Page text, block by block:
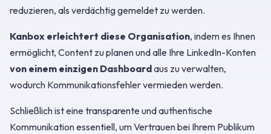
reduzieren, als verdächtig gemeldet zu werden.
Kanbox erleichtert diese Organisation, indem es Ihnen
ermöglicht, Content zu planen und alle Ihre LinkedIn-Konten
von einem einzigen Dashboardaus zu verwalten,
wodurch Kommunikationsfehler vermieden werden.
Schließlich ist eine transparente und authentische
Kommunikation essentiell, um Vertrauen bei Ihrem Publikum